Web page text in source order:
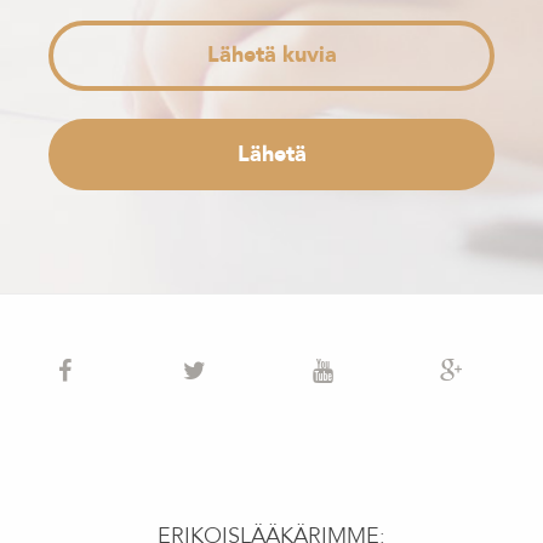
Lähetä kuvia
ERIKOISLÄÄKÄRIMME: